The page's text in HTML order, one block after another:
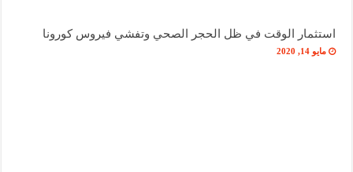
استثمار الوقت في ظل الحجر الصحي وتفشي فيروس كورونا
مايو 14, 2020